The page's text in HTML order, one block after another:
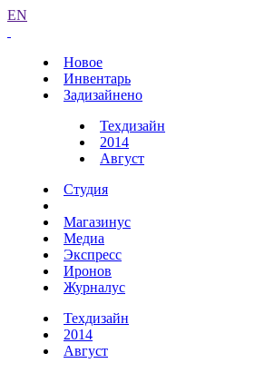
EN
Новое
Инвентарь
Задизайнено
Техдизайн
2014
Август
Студия
Магазинус
Медиа
Экспресс
Иронов
Журналус
Техдизайн
2014
Август